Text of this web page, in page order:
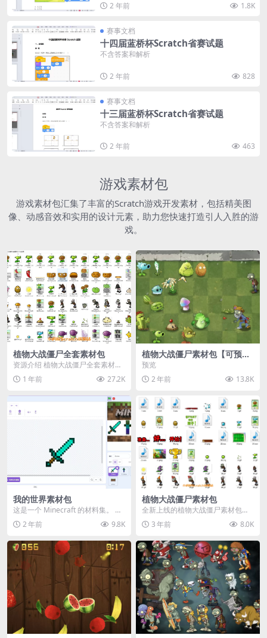
2 年前
1.8K
赛事文档
十四届蓝桥杯Scratch省赛试题
不含答案和解析
2 年前 828
赛事文档
十三届蓝桥杯Scratch省赛试题
不含答案和解析
2 年前 463
游戏素材包
游戏素材包汇集了丰富的Scratch游戏开发素材，包括精美图
像、动感音效和实用的设计元素，助力您快速打造引人入胜的游
戏。
植物大战僵尸全套素材包
资源介绍 植物大战僵尸全套素材
包，包含227个丰富多样的素材，
涵盖角色、背景、动...
1 年前 27.2K
植物大战僵尸素材包【可预
览】
预览
2 年前
13.8K
我的世界素材包
这是一个 Minecraft 的材料集。 操
作方法如下： 工具 → 右箭头 怪物...
2 年前 9.8K
植物大战僵尸素材包
全新上线的植物大战僵尸素材包，
内含48个精选资源，涵盖角色、场
景、音效等多样内容...
3 年前 8.0K